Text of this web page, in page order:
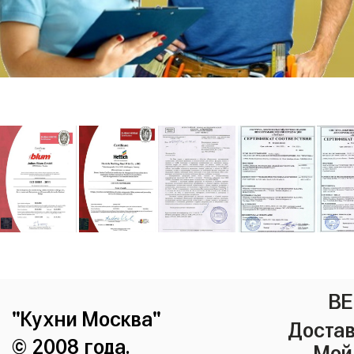
"Кухни Москва"
© 2008 года.